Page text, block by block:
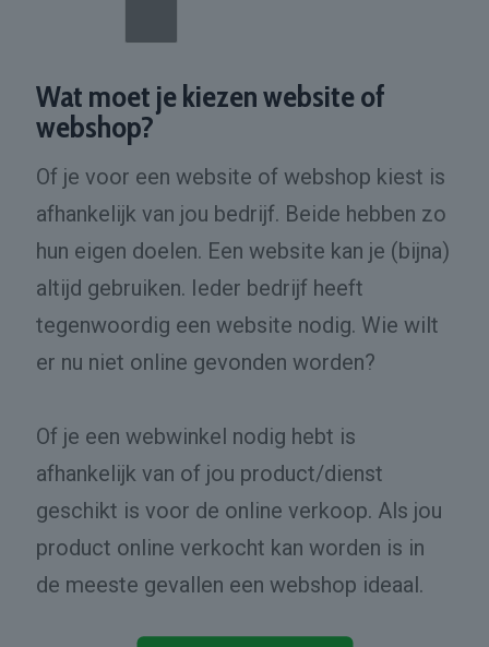
Wat moet je kiezen website of
webshop?
Of je voor een website of webshop kiest is
afhankelijk van jou bedrijf. Beide hebben zo
hun eigen doelen. Een website kan je (bijna)
altijd gebruiken. Ieder bedrijf heeft
tegenwoordig een website nodig. Wie wilt
er nu niet online gevonden worden?
Of je een webwinkel nodig hebt is
afhankelijk van of jou product/dienst
geschikt is voor de online verkoop. Als jou
product online verkocht kan worden is in
de meeste gevallen een webshop ideaal.